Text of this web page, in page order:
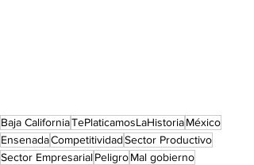
Baja CaliforniaTePlaticamosLaHistoriaMéxico
EnsenadaCompetitividadSector Productivo
Sector EmpresarialPeligroMal gobierno